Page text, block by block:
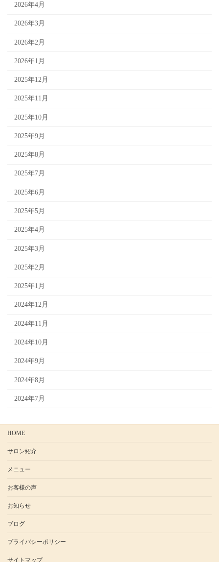
2026年4月
2026年3月
2026年2月
2026年1月
2025年12月
2025年11月
2025年10月
2025年9月
2025年8月
2025年7月
2025年6月
2025年5月
2025年4月
2025年3月
2025年2月
2025年1月
2024年12月
2024年11月
2024年10月
2024年9月
2024年8月
2024年7月
HOME
サロン紹介
メニュー
お客様の声
お知らせ
ブログ
プライバシーポリシー
サイトマップ